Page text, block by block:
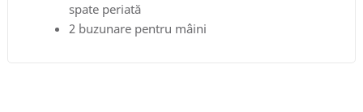
spate periată
2 buzunare pentru mâini